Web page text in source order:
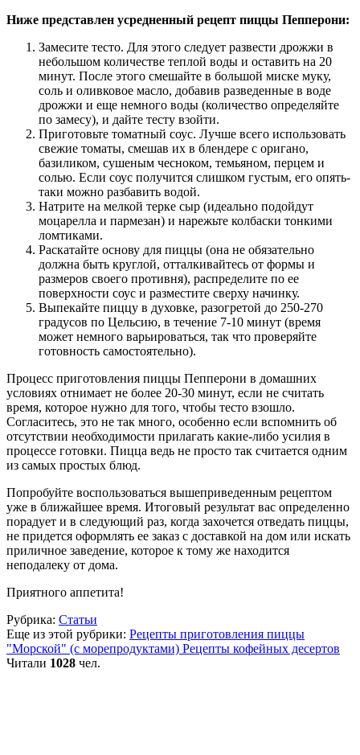
Ниже представлен усредненный рецепт пиццы Пепперони:
Замесите тесто. Для этого следует развести дрожжи в
небольшом количестве теплой воды и оставить на 20
минут. После этого смешайте в большой миске муку,
соль и оливковое масло, добавив разведенные в воде
дрожжи и еще немного воды (количество определяйте
по замесу), и дайте тесту взойти.
Приготовьте томатный соус. Лучше всего использовать
свежие томаты, смешав их в блендере с оригано,
базиликом, сушеным чесноком, темьяном, перцем и
солью. Если соус получится слишком густым, его опять-
таки можно разбавить водой.
Натрите на мелкой терке сыр (идеально подойдут
моцарелла и пармезан) и нарежьте колбаски тонкими
ломтиками.
Раскатайте основу для пиццы (она не обязательно
должна быть круглой, отталкивайтесь от формы и
размеров своего противня), распределите по ее
поверхности соус и разместите сверху начинку.
Выпекайте пиццу в духовке, разогретой до 250-270
градусов по Цельсию, в течение 7-10 минут (время
может немного варьироваться, так что проверяйте
готовность самостоятельно).
Процесс приготовления пиццы Пепперони в домашних
условиях отнимает не более 20-30 минут, если не считать
время, которое нужно для того, чтобы тесто взошло.
Согласитесь, это не так много, особенно если вспомнить об
отсутствии необходимости прилагать какие-либо усилия в
процессе готовки. Пицца ведь не просто так считается одним
из самых простых блюд.
Попробуйте воспользоваться вышеприведенным рецептом
уже в ближайшее время. Итоговый результат вас определенно
порадует и в следующий раз, когда захочется отведать пиццы,
не придется оформлять ее заказ с доставкой на дом или искать
приличное заведение, которое к тому же находится
неподалеку от дома.
Приятного аппетита!
Рубрика: Статьи
Еще из этой рубрики: Рецепты приготовления пиццы
"Морской" (с морепродуктами) Рецепты кофейных десертов
Читали 1028 чел.